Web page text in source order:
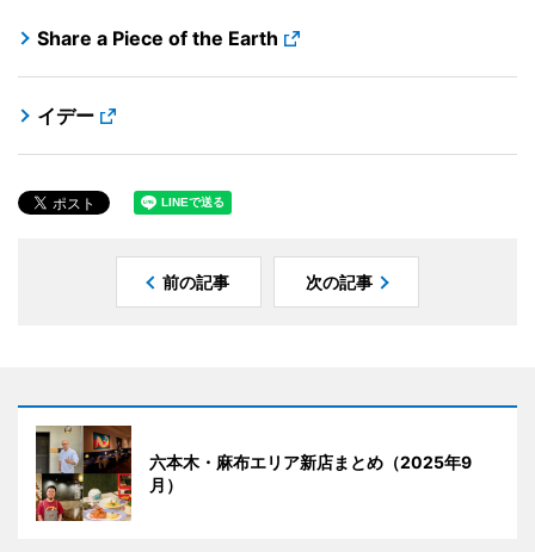
Share a Piece of the Earth
イデー
前の記事 次の記事
六本木・麻布エリア新店まとめ（2025年9
月）